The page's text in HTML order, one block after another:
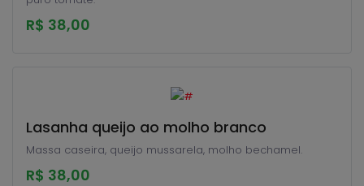
R$ 38,00
Lasanha queijo ao molho branco
Massa caseira, queijo mussarela, molho bechamel.
R$ 38,00